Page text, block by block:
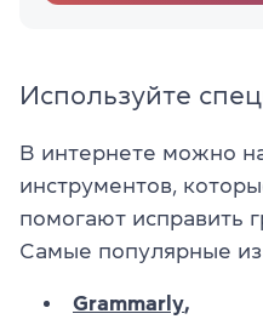
Используйте
В интернете можно
инструментов,
помогают исправить
Самые популярные
Grammarly,